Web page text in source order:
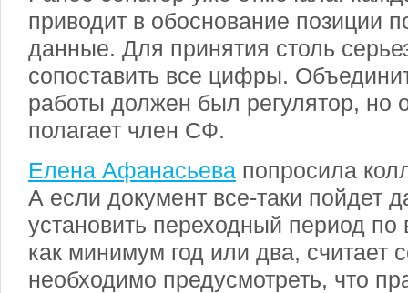
приводит в обоснование позиции
данные. Для принятия столь
сопоставить все цифры.
работы должен был регулятор, но
полагает член СФ.
Елена Афанасьева попросила
А если документ все-таки пойдет
установить переходный период
как минимум год или два, считает
необходимо предусмотреть, что